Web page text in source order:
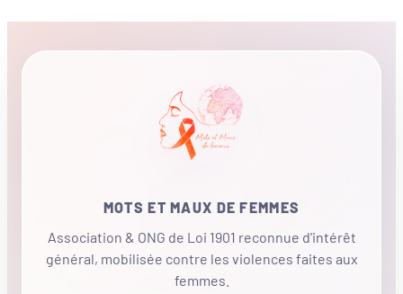
MOTS ET MAUX DE FEMMES
Association & ONG de Loi 1901 reconnue d'intérêt
général, mobilisée contre les violences faites aux
femmes.